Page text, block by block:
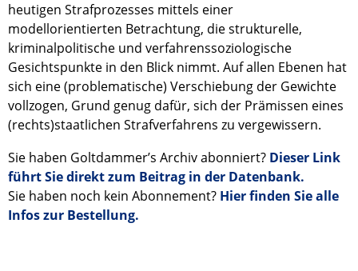
heutigen Strafprozesses mittels einer
modellorientierten Betrachtung, die strukturelle,
kriminalpolitische und verfahrenssoziologische
Gesichtspunkte in den Blick nimmt. Auf allen Ebenen hat
sich eine (problematische) Verschiebung der Gewichte
vollzogen, Grund genug dafür, sich der Prämissen eines
(rechts)staatlichen Strafverfahrens zu vergewissern.
Sie haben Goltdammer’s Archiv abonniert? Dieser Link
führt Sie direkt zum Beitrag in der Datenbank.
Sie haben noch kein Abonnement? Hier finden Sie alle
Infos zur Bestellung.